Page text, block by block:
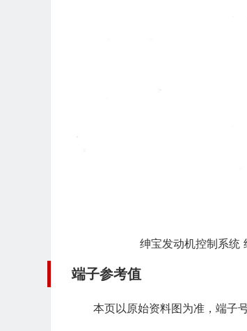
绅宝发动机控制系
端子参考值
本页以原始资料图为准，端子